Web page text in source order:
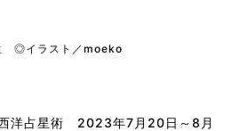
◎イラスト／moeko
西洋占星術 2023年7月20日～8月